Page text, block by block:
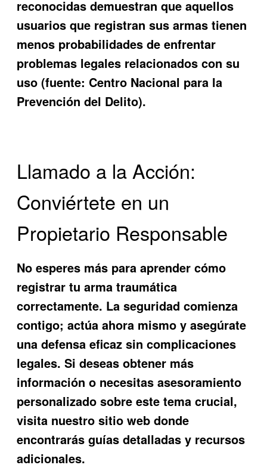
reconocidas demuestran que aquellos
usuarios que registran sus armas tienen
menos probabilidades de enfrentar
problemas legales relacionados con su
uso (fuente: Centro Nacional para la
Prevención del Delito).
Llamado a la Acción:
Conviértete en un
Propietario Responsable
No esperes más para aprender cómo
registrar tu arma traumática
correctamente. La seguridad comienza
contigo; actúa ahora mismo y asegúrate
una defensa eficaz sin complicaciones
legales. Si deseas obtener más
información o necesitas asesoramiento
personalizado sobre este tema crucial,
visita nuestro sitio web donde
encontrarás guías detalladas y recursos
adicionales.